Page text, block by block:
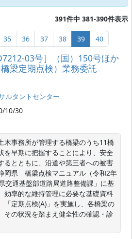
391件中 381-390件表示
35 36 37 38 39 40
03号］（国）150号ほか
梁定期点検）業務委託
ルタントセンター
10/30
木事務所が管理する橋梁のうち11橋
を早期に把握することにより、安全
るとともに、沿道や第三者への被害
岡県　橋梁点検マニュアル（令和2年
交通基盤部道路局道路整備課」に基
効率的な維持管理に必要な基礎資料
「定期点検(A)」を実施し、各橋梁の
その状況を踏まえ健全性の確認・診